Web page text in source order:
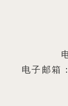
电子邮箱